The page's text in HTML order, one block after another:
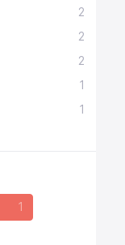
2
2
2
1
1
1